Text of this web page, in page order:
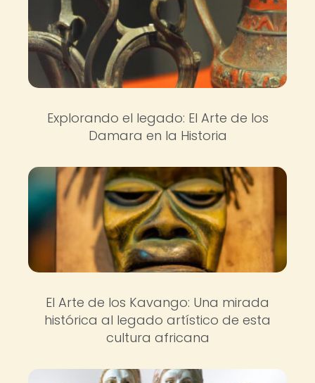
Explorando el legado: El Arte de los
Damara en la Historia
El Arte de los Kavango: Una mirada
histórica al legado artístico de esta
cultura africana